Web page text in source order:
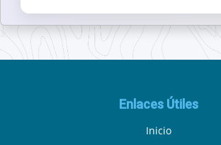
Enlaces Útiles
Inicio